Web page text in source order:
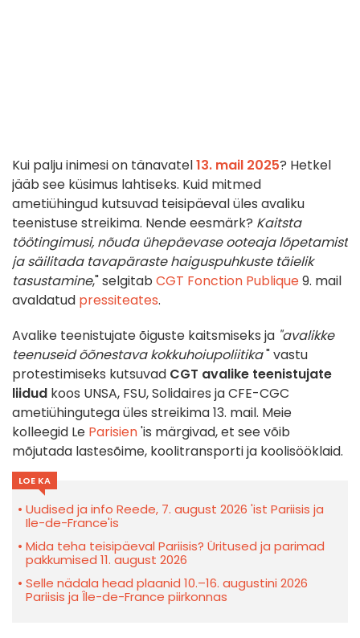
Kui palju inimesi on tänavatel13. mail 2025? Hetkel
jääb see küsimus lahtiseks. Kuid mitmed
ametiühingud kutsuvad teisipäeval üles avaliku
teenistuse streikima. Nende eesmärk? Kaitsta
töötingimusi, nõuda ühepäevase ooteaja lõpetamist
ja säilitada tavapäraste haiguspuhkuste täielik
tasustamine," selgitab CGT Fonction Publique9. mail
avaldatud pressiteates.
Avalike teenistujate õiguste kaitsmiseks ja "avalikke
teenuseid õõnestava kokkuhoiupoliitika" vastu
protestimiseks kutsuvad CGT avalike teenistujate
liidud koos UNSA, FSU, Solidaires ja CFE-CGC
ametiühingutega üles streikima 13. mail. Meie
kolleegid Le Parisien'is märgivad, et see võib
mõjutada lastesõime, koolitransporti ja koolisööklaid.
LOE KA
Uudised ja info Reede, 7. august 2026 'ist Pariisis ja
Ile-de-France'is
Mida teha teisipäeval Pariisis? Üritused ja parimad
pakkumised 11. august 2026
Selle nädala head plaanid 10.–16. augustini 2026
Pariisis ja Île-de-France piirkonnas